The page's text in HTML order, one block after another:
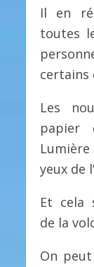
Il en
toutes
certains
Les
papier
yeux de
Et cela
de la
On